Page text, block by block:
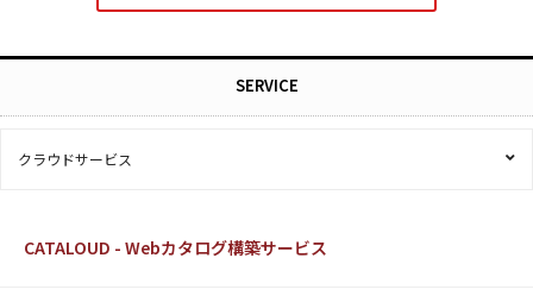
SERVICE
クラウドサービス
CATALOUD - Webカタログ構築サービス